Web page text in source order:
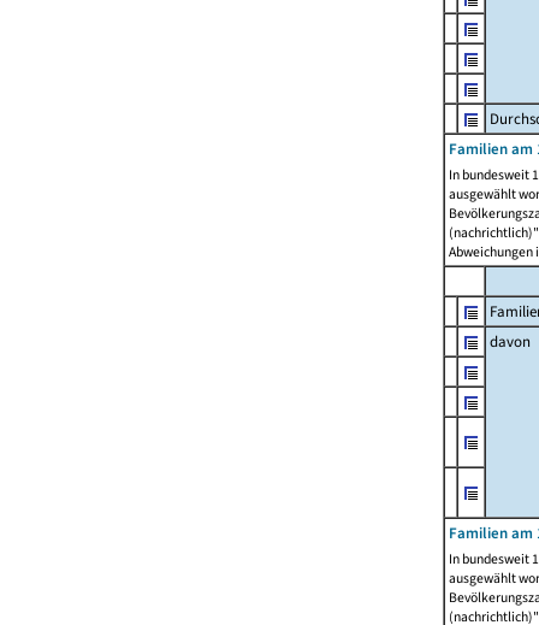
Familien am
In bundesweit
ausgewählt
Abweichungen
davon
Familien am
In bundesweit
ausgewählt